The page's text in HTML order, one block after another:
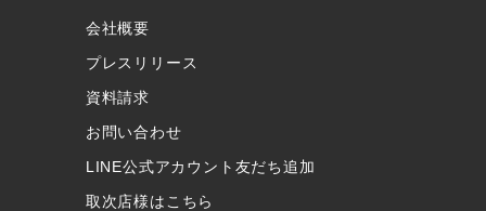
会社概要
プレスリリース
資料請求
お問い合わせ
LINE公式アカウント友だち追加
取次店様はこちら